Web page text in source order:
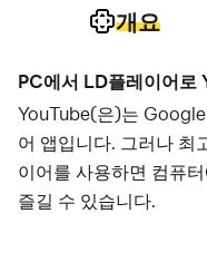
개요
PC에서 LD플레이어로
YouTube(은)는
어 앱입니다. 그러나
이어를 사용하면 컴퓨
즐길 수 있습니다.
컴퓨터에서 YouTube(